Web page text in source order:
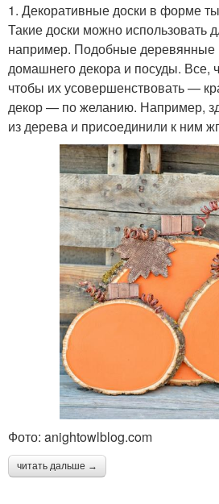
1. Декоративные доски в форме
Такие доски можно использовать
например. Подобные деревянные
домашнего декора и посуды. Все,
чтобы их усовершенствовать —
декор — по желанию. Например,
из дерева и присоединили к ним
Фото: anightowlblog.com
читать дальше →